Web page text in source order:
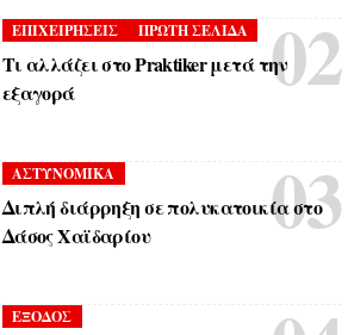
ΕΠΙΧΕΙΡΗΣΕΙΣ ΠΡΩΤΗ ΣΕΛΙΔΑ
Τι αλλάζει στο Praktiker μετά την
εξαγορά
ΑΣΤΥΝΟΜΙΚΑ
Διπλή διάρρηξη σε πολυκατοικία στο
Δάσος Χαϊδαρίου
ΕΞΟΔΟΣ